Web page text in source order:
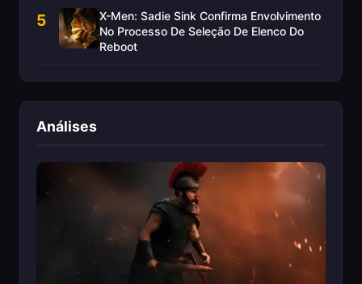
5
X-Men: Sadie Sink Confirma Envolvimento
No Processo De Seleção De Elenco Do
Reboot
Análises